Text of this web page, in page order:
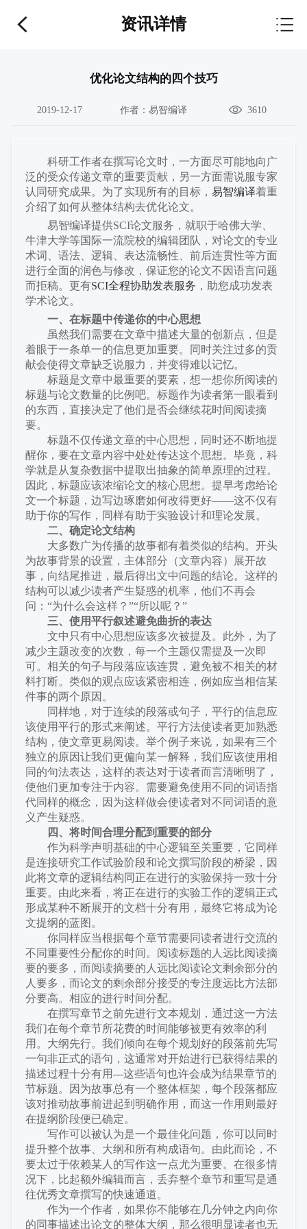
资讯详情
优化论文结构的四个技巧
2019-12-17 作者： 易智编译 3610
科研工作者在撰写论文时 ，一方面尽可能地向广
泛的受众传递文章的重要贡献，另一方面需说服专家
认同研究成果。为了实现所有的目标， 易智编译着重
介绍了如何从整体结构去优化论文。
易智编译提供SCI论文服务，就职于哈佛大学、
牛津大学等国际一流院校的编辑团队，对论文的专业
术词、语法、逻辑、表达流畅性、前后连贯性等方面
进行全面的润色与修改，保证您的论文不因语言问题
而拒稿。更有SCI全程协助发表服务 ，助您成功发表
学术论文。
一、在标题中传递你的中心思想
虽然我们需要在文章中描述大量的创新点，但是
着眼于一条单一的信息更加重要。同时关注过多的贡
献会使得文章缺乏说服力，并变得难以记忆。
标题是文章中最重要的要素 ， 想一想你所阅读的
标题与论文数量的比例吧。标题作为读者第一眼看到
的东西，直接决定了他们是否会继续花时间阅读摘
要。
标题不仅传递文章的中心思想，同时还不断地提
醒你，要在文章内容中处处传达这个思想。毕竟，科
学就是从复杂数据中提取出抽象的简单原理的过程。
因此，标题应该浓缩论文的核心思想。提早考虑给论
文一个标题，边写边琢磨如何改得更好——这不仅有
助于你的写作，同样有助于实验设计和理论发展。
二、确定论文结构
大多数广为传播的故事都有着类似的结构。开头
为故事背景的设置，主体部分（文章内容）展开故
事，向结尾推进，最后得出文中问题的结论。这样的
结构可以减少读者产生疑惑的机率，他们不再会
问： “为什么会这样？”“所以呢？”
三、 使用平行叙述避免曲折的表达
文中只有中心思想应该多次被提及。此外，为了
减少主题改变的次数，每一个主题仅需提及一次即
可。相关的句子与段落应该连贯，避免被不相关的材
料打断。类似的观点应该紧密相连，例如应当相信某
件事的两个原因。
同样地，对于连续的段落或句子，平行的信息应
该使用平行的形式来阐述。平行方法使读者更加熟悉
结构，使文章更易阅读。举个例子来说，如果有三个
独立的原因让我们更偏向某一解释，我们应该使用相
同的句法表达，这样的表达对于读者而言清晰明了，
使他们更加专注于内容。需要避免使用不同的词语指
代同样的概念，因为这样做会使读者对不同词语的意
义产生疑惑。
四、将时间合理分配到重要的部分
作为科学声明基础的中心逻辑至关重要，它同样
是连接研究工作试验阶段和论文撰写阶段的桥梁，因
此将文章的逻辑结构同正在进行的实验保持一致十分
重要。由此来看，将正在进行的实验工作的逻辑正式
形成某种不断展开的文档十分有用，最终它将成为论
文提纲的蓝图。
你同样应当根据每个章节需要同读者进行交流的
不同重要性分配你的时间。阅读标题的人远比阅读摘
要的要多，而阅读摘要的人远比阅读论文剩余部分的
人要多，而论文的剩余部分接受的专注度远比方法部
分要高。相应的进行时间分配。
在撰写章节之前先进行文本规划，通过这一方法
我们在每个章节所花费的时间能够被更有效率的利
用。大纲先行。我们倾向在每个规划好的段落前先写
一句非正式的语句，这通常对开始进行已获得结果的
描述过程十分有用---这些语句也许会成为结果章节的
节标题。因为故事总有一个整体框架，每个段落都应
该对推动故事前进起到明确作用，而这一作用则最好
在提纲阶段便已确定。
写作可以被认为是一个最佳化问题，你可以同时
提升整个故事、大纲和所有构成语句。由此而论，不
要太过于依赖某人的写作这一点尤为重要。在很多情
况下，比起额外编辑而言，丢弃整个章节和重写是通
往优秀文章撰写的快速通道。
作为一个作者，如果你不能够在几分钟之内向你
的同事描述出论文的整体大纲，那么很明显读者也无